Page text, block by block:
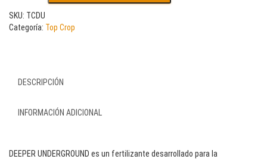
SKU: TCDU
Categoría: Top Crop
DESCRIPCIÓN
INFORMACIÓN ADICIONAL
DEEPER UNDERGROUND es un fertilizante desarrollado para la